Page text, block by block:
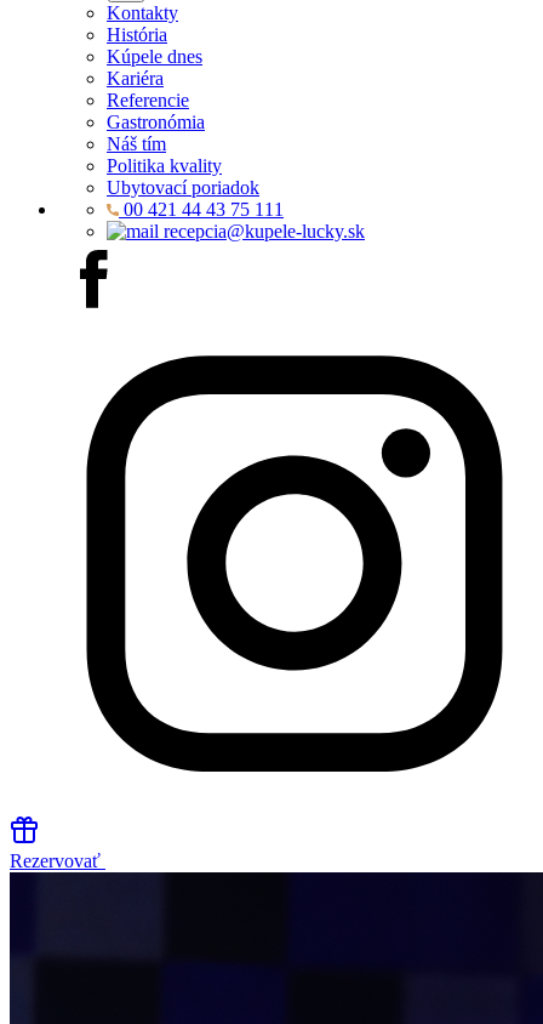
Kontakty
História
Kúpele dnes
Kariéra
Referencie
Gastronómia
Náš tím
Politika kvality
Ubytovací poriadok
00 421 44 43 75 111
recepcia@kupele-lucky.sk
Rezervovať